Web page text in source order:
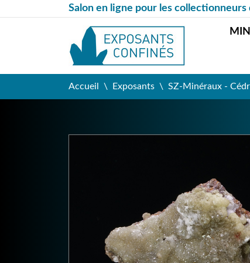
Salon en ligne pour les
Accueil Exposants SZ-Minéraux -